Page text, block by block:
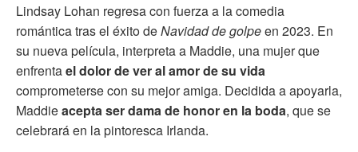
Lindsay Lohan regresa con fuerza a la comedia
romántica tras el éxito deNavidad de golpeen 2023. En
su nueva película, interpreta a Maddie, una mujer que
enfrentael dolor de ver al amor de su vida
comprometerse con su mejor amiga. Decidida a apoyarla,
Maddieacepta ser dama de honor en la boda, que se
celebrará en la pintoresca Irlanda.